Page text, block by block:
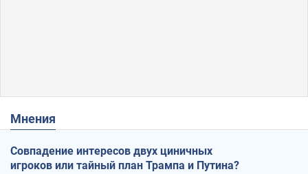
Мнения
Совпадение интересов двух циничных
игроков или тайный план Трампа и Путина?